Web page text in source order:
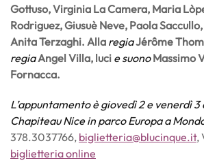
Gottuso, Virginia La Camera, Maria
Rodriguez, Giusuè Neve, Paola
Anita Terzaghi. Alla regiaJérôme
regiaAngel Villa, luci e suonoMassimo
Fornacca.
L’appuntamento è giovedì 2 e venerdì 3
Chapiteau Nice in parco Europa a
378.3037766, biglietteria@blucinque.it,
biglietteria online